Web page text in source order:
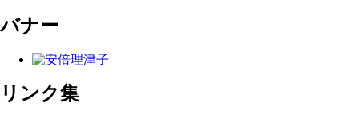
バナー
リンク集